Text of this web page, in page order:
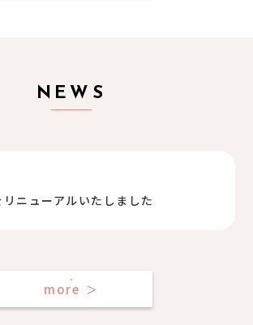
NEWS
ニューアルいたしました
more ＞